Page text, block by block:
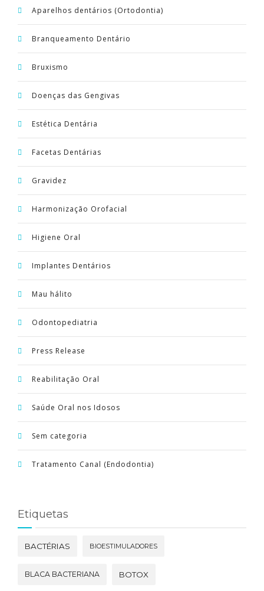
Aparelhos dentários (Ortodontia)
Branqueamento Dentário
Bruxismo
Doenças das Gengivas
Estética Dentária
Facetas Dentárias
Gravidez
Harmonização Orofacial
Higiene Oral
Implantes Dentários
Mau hálito
Odontopediatria
Press Release
Reabilitação Oral
Saúde Oral nos Idosos
Sem categoria
Tratamento Canal (Endodontia)
Etiquetas
BACTÉRIAS BIOESTIMULADORES
BLACA BACTERIANA BOTOX